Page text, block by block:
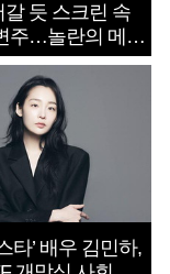
갈 듯 스크린 속
주…놀란의 메시
속죄’
타’ 배우 김민하,